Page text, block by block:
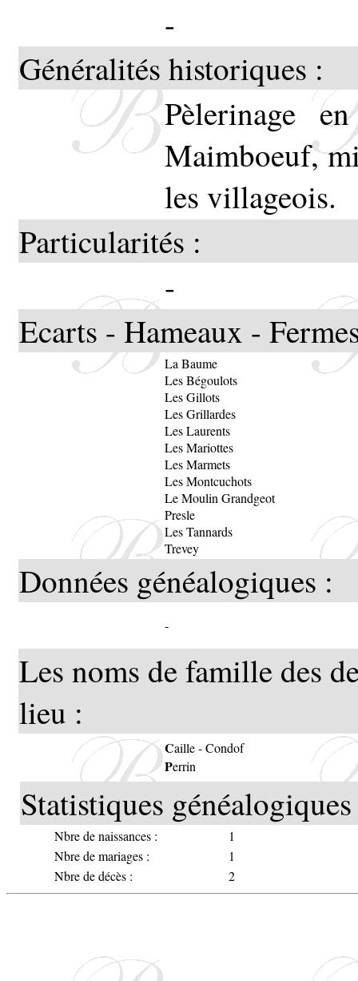
-
Généralités historiques :
Pèlerinage
Maimboeuf,
les villageois.
Particularités :
-
Ecarts - Hameaux -
La Baume
Les Bégoulots
Les Gillots
Les Grillardes
Les Laurents
Les Mariottes
Les Marmets
Les Montcuchots
Le Moulin Grandgeot
Presle
Les Tannards
Trevey
Données généalogiques :
-
Les noms de famille des
lieu :
Caille-Condof
Perrin
Statistiques
Nbre de naissances :
1
Nbre de mariages :
1
Nbre de décès :
2